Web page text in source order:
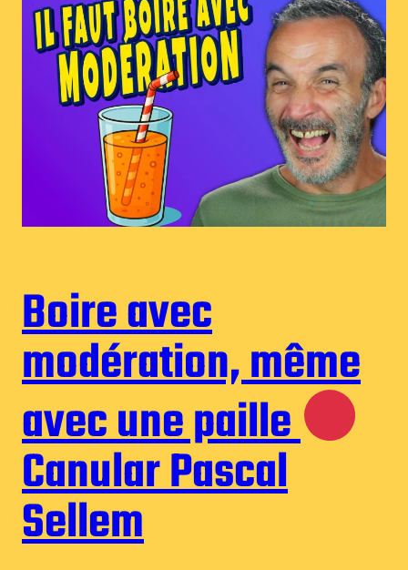
Boire avec
modération, même
avec une paille
Canular Pascal
Sellem